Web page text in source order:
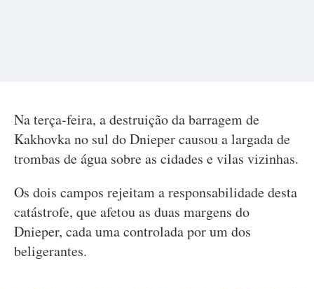
Na terça-feira, a destruição da barragem de
Kakhovka no sul do Dnieper causou a largada de
trombas de água sobre as cidades e vilas vizinhas.
Os dois campos rejeitam a responsabilidade desta
catástrofe, que afetou as duas margens do
Dnieper, cada uma controlada por um dos
beligerantes.